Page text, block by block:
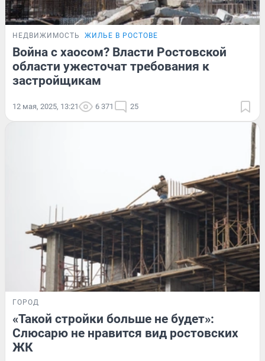
НЕДВИЖИМОСТЬ ЖИЛЬЕ В РОСТОВЕ
Война с хаосом? Власти Ростовской
области ужесточат требования к
застройщикам
12 мая, 2025, 13:21 6 371 25
ГОРОД
«Такой стройки больше не будет»:
Слюсарю не нравится вид ростовских
ЖК